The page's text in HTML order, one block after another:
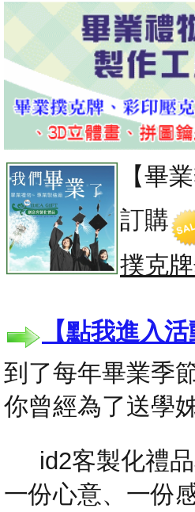
【畢
訂購
撲克
【點我進入活
到了每年畢業季
你曾經為了送學
id2客製化禮品
一份心意、一份